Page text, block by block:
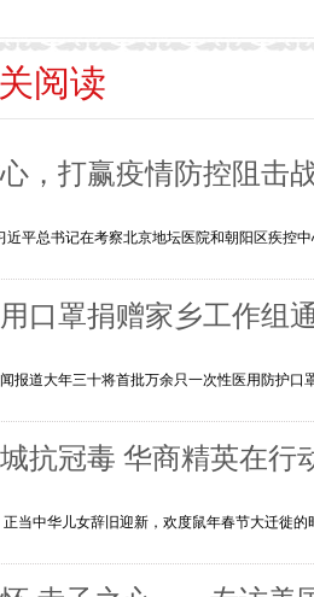
阅读
，打赢疫情防控阻击
总书记在考察北京地坛医院和朝阳区疾控中
口罩捐赠家乡工作组
报道大年三十将首批万余只一次性医用防护口
抗冠毒 华商精英在行
正当中华儿女辞旧迎新，欢度鼠年春节大迁徙